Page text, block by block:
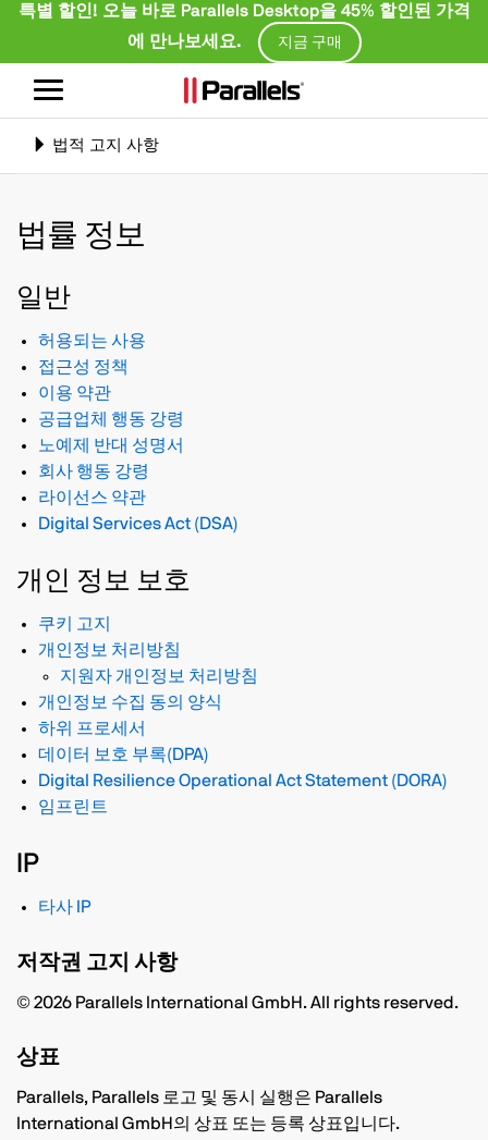
특별 할인! 오늘 바로 Parallels Desktop을 45% 할인된 가격
에 만나보세요.
지금 구매
탐
전
Toggle
법적 고지 사항
법률 정보
일반
허용되는 사용
접근성 정책
이용 약관
공급업체 행동 강령
노예제 반대 성명서
회사 행동 강령
라이선스 약관
Digital Services Act (DSA)
개인 정보 보호
쿠키 고지
개인정보 처리방침
지원자 개인정보 처리방침
개인정보 수집 동의 양식
하위 프로세서
데이터 보호 부록(DPA)
Digital Resilience Operational Act Statement (DORA)
임프린트
IP
타사 IP
저작권 고지 사항
©2026 Parallels International GmbH. All rights reserved.
상표
Parallels, Parallels 로고 및 동시 실행은 Parallels
International GmbH의 상표 또는 등록 상표입니다.